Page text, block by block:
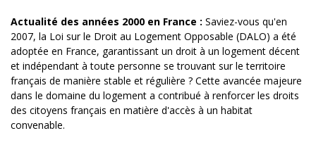
Actualité des années 2000 en France : Saviez-vous qu'en
2007, la Loi sur le Droit au Logement Opposable (DALO) a été
adoptée en France, garantissant un droit à un logement décent
et indépendant à toute personne se trouvant sur le territoire
français de manière stable et régulière ? Cette avancée majeure
dans le domaine du logement a contribué à renforcer les droits
des citoyens français en matière d'accès à un habitat
convenable.